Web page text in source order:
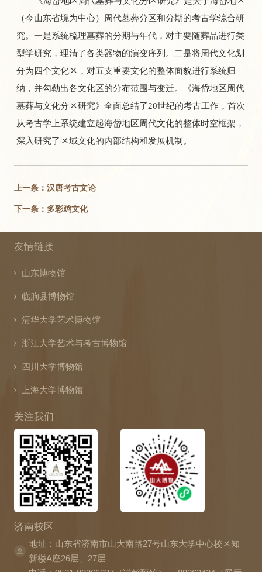
（今山东省境为中心）周代墓葬分区和分期的考古学综合研
究。一是系统梳理墓葬的分期与年代，对主要随葬品进行类
型学研究，理清了各类器物的演变序列。二是将周代文化划
分为四个文化区，对五支重要文化的整体面貌进行系统归
纳，并勾勒出各文化区的分布范围与变迁。《海岱地区周代
墓葬与文化分区研究》全面总结了20世纪的考古工作，首次
从考古学上系统建立起海岱地区周代文化的整体时空框架，
深入研究了区域文化的内部结构和发展机制。
上一条：汉唐考古文论
下一条：多彩鸡文化
友情链接
山东博物馆
临朐县博物馆
清华大学艺术博物馆
浙江大学艺术与考古博物馆
四川大学博物馆
上海大学博物馆
关注我们
济南校区
地址：山东省济南市山大南路27号山东大学中心校区知
新楼A座26层、27层